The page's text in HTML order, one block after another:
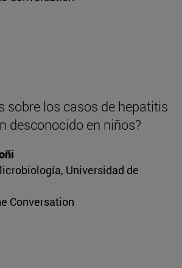
sobre los casos de hepatitis
desconocido en niños?
Universidad de
Conversation